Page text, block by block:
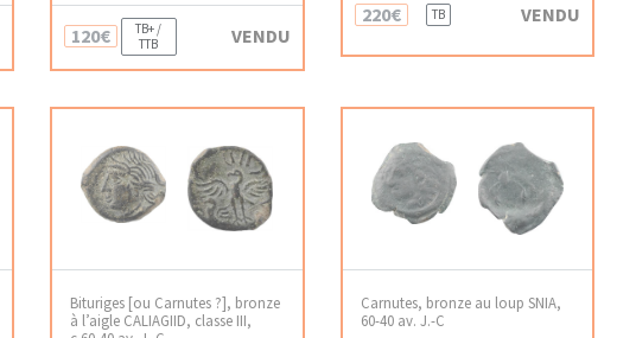
120€
TB+ /
TTB
VENDU
220€ TB VENDU
Bituriges [ou Carnutes ?], bronze
à l’aigle CALIAGIID, classe III,
Carnutes, bronze au loup SNIA,
60-40 av. J.-C